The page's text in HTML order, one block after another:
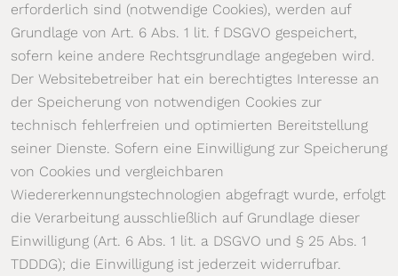
erforderlich sind (notwendige Cookies), werden auf
Grundlage von Art. 6 Abs. 1 lit. f DSGVO gespeichert,
sofern keine andere Rechtsgrundlage angegeben wird.
Der Websitebetreiber hat ein berechtigtes Interesse an
der Speicherung von notwendigen Cookies zur
technisch fehlerfreien und optimierten Bereitstellung
seiner Dienste. Sofern eine Einwilligung zur Speicherung
von Cookies und vergleichbaren
Wiedererkennungstechnologien abgefragt wurde, erfolgt
die Verarbeitung ausschließlich auf Grundlage dieser
Einwilligung (Art. 6 Abs. 1 lit. a DSGVO und § 25 Abs. 1
TDDDG); die Einwilligung ist jederzeit widerrufbar.